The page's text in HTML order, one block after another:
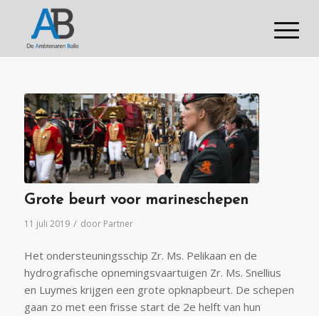
Grote beurt voor marineschepen
11 juli 2019 / door Partner
Het ondersteuningsschip Zr. Ms. Pelikaan en de
hydrografische opnemingsvaartuigen Zr. Ms. Snellius
en Luymes krijgen een grote opknapbeurt. De schepen
gaan zo met een frisse start de 2e helft van hun